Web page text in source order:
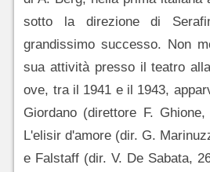
sotto la direzione di
grandissimo successo. Non
sua attività presso il teatro
ove, tra il 1941 e il 1943,
Giordano (direttore F.
L'elisir d'amore (dir. G.
e Falstaff (dir. V. De Sabata,